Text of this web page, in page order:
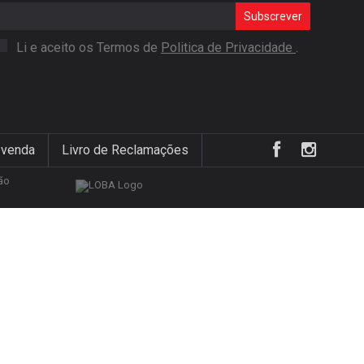
Subscrever
Li e aceito os Termos de Politica de Privacidade .
Livro de Reclamações